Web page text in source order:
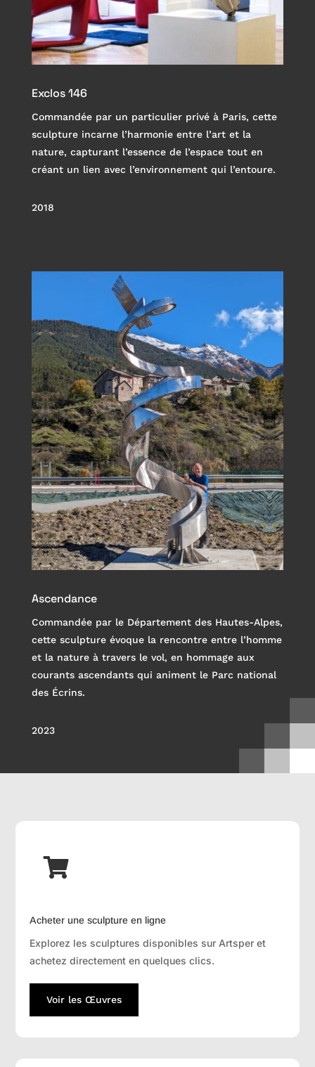
Exclos 146
Commandée par un particulier privé à Paris, cette
sculpture incarne l’harmonie entre l’art et la
nature, capturant l’essence de l’espace tout en
créant un lien avec l’environnement qui l’entoure.
2018
Ascendance
Commandée par le Département des Hautes-Alpes,
cette sculpture évoque la rencontre entre l’homme
et la nature à travers le vol, en hommage aux
courants ascendants qui animent le Parc national
des Écrins.
2023

Acheter une sculpture en ligne
Explorez les sculptures disponibles sur Artsper et
achetez directement en quelques clics.
Voir les Œuvres